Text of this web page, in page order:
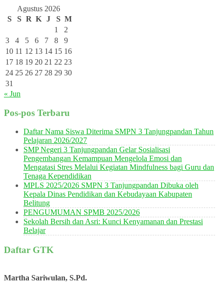
Agustus 2026
S
S R K J S M
1
2
3
4 5 6 7 8
9
10 11 12 13 14 15 16
17 18 19 20 21 22 23
24 25 26 27 28 29 30
31
« Jun
Pos-pos Terbaru
Daftar Nama Siswa Diterima SMPN 3 Tanjungpandan Tahun
Pelajaran 2026/2027
SMP Negeri 3 Tanjungpandan Gelar Sosialisasi
Pengembangan Kemampuan Mengelola Emosi dan
Mengatasi Stres Melalui Kegiatan Mindfulness bagi Guru dan
Tenaga Kependidikan
MPLS 2025/2026 SMPN 3 Tanjungpandan Dibuka oleh
Kepala Dinas Pendidikan dan Kebudayaan Kabupaten
Belitung
PENGUMUMAN SPMB 2025/2026
Sekolah Bersih dan Asri: Kunci Kenyamanan dan Prestasi
Belajar
Daftar GTK
Martha Sariwulan, S.Pd.